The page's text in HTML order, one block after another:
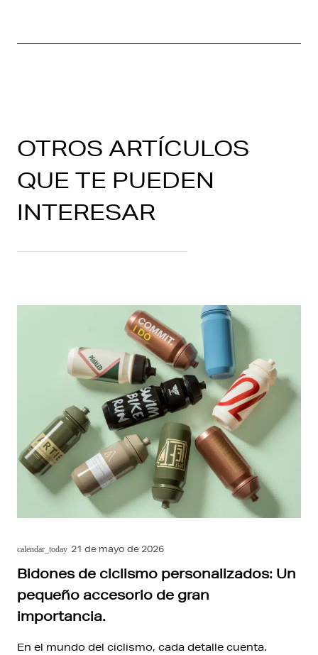
OTROS ARTÍCULOS
QUE TE PUEDEN
INTERESAR
calendar_today 21 de mayo de 2026
Bidones de ciclismo personalizados: Un
pequeño accesorio de gran
importancia.
En el mundo del ciclismo, cada detalle cuenta.